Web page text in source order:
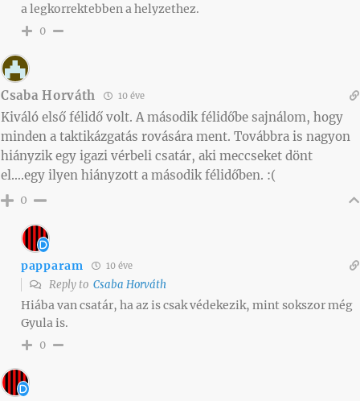
a legkorrektebben a helyzethez.
0
Csaba Horváth 10 éve
Kiváló első félidő volt. A második félidőbe sajnálom, hogy
minden a taktikázgatás rovására ment. Továbbra is nagyon
hiányzik egy igazi vérbeli csatár, aki meccseket dönt
el….egy ilyen hiányzott a második félidőben. :(
0
papparam 10 éve
Reply to Csaba Horváth
Hiába van csatár, ha az is csak védekezik, mint sokszor még
Gyula is.
0